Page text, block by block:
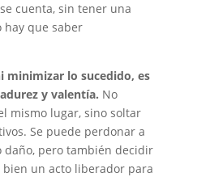
cuenta, sin tener una
hay que saber
minimizar lo sucedido, es
y valentía. No
mismo lugar, sino soltar
Se puede perdonar a
pero también decidir
un acto liberador para